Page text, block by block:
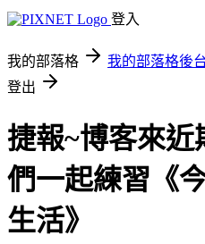
登入
我的部落格 我的部落格後
登出
捷報~博客來
們一起練習《
生活》